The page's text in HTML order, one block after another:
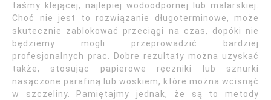
taśmy klejącej, najlepiej wodoodpornej lub malarskiej.
Choć nie jest to rozwiązanie długoterminowe, może
skutecznie zablokować przeciągi na czas, dopóki nie
będziemy mogli przeprowadzić bardziej
profesjonalnych prac. Dobre rezultaty można uzyskać
także, stosując papierowe ręczniki lub sznurki
nasączone parafiną lub woskiem, które można wcisnąć
w szczeliny. Pamiętajmy jednak, że są to metody